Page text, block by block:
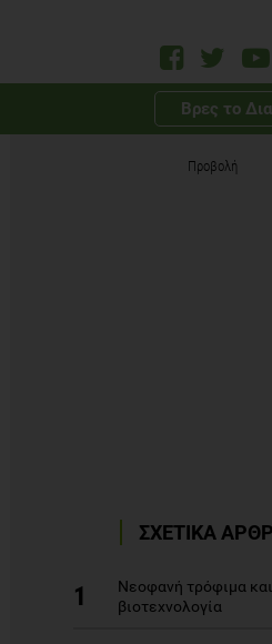
Βρες το
Προβολή
ΣΧΕΤΙΚΑ
1
Νεοφανή τρόφιμα
βιοτεχνολογία